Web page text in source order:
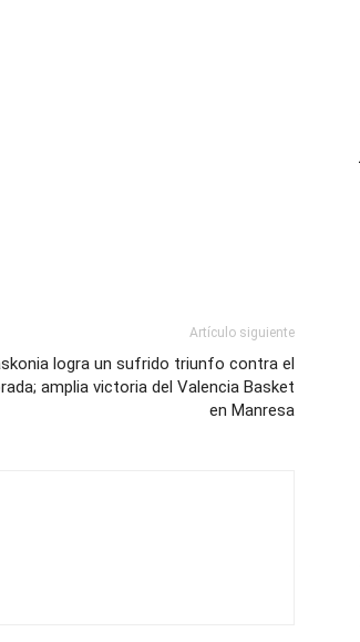
Artículo siguiente
logra un sufrido triunfo contra el
amplia victoria del Valencia Basket
en Manresa